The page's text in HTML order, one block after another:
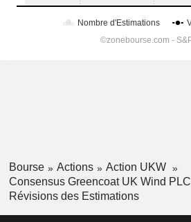
Bourse Actions
Action UKW
Consensus Greencoat UK Wind PLC
Révisions des Estimations